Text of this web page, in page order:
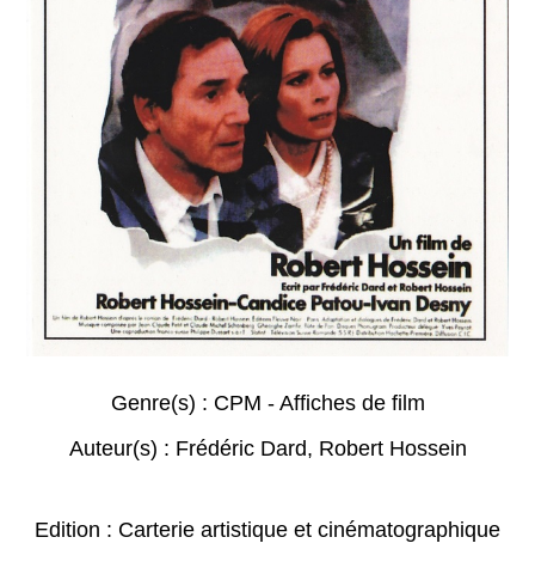
Genre(s) : CPM - Affiches de film
Auteur(s) : Frédéric Dard, Robert Hossein
Edition : Carterie artistique et cinématographique